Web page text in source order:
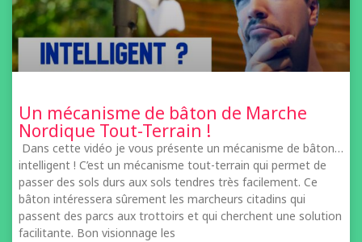
Un mécanisme de bâton de Marche
Nordique Tout-Terrain !
Dans cette vidéo je vous présente un mécanisme de bâton…
intelligent ! C’est un mécanisme tout-terrain qui permet de
passer des sols durs aux sols tendres très facilement. Ce
bâton intéressera sûrement les marcheurs citadins qui
passent des parcs aux trottoirs et qui cherchent une solution
facilitante. Bon visionnage les